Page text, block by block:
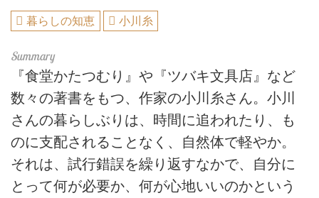
暮らしの知恵 小川糸
『食堂かたつむり』や『ツバキ文具店』など
数々の著書をもつ、作家の小川糸さん。小川
さんの暮らしぶりは、時間に追われたり、も
のに支配されることなく、自然体で軽やか。
それは、試行錯誤を繰り返すなかで、自分に
とって何が必要か、何が心地いいのかという